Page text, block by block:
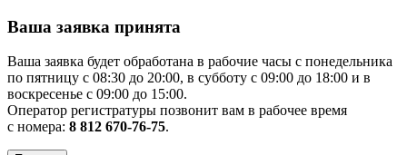
Ваша заявка принята
Ваша заявка будет обработана в рабочие часы с понедельника
по пятницу с 08:30 до 20:00, в субботу с 09:00 до 18:00 и в
воскресенье с 09:00 до 15:00.
Оператор регистратуры позвонит вам в рабочее время
с номера: 8 812 670-76-75.